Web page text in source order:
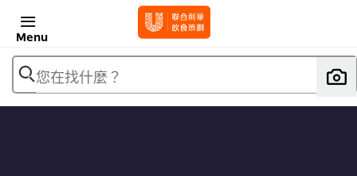
Menu
您在找什麼？